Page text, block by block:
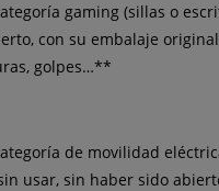
gaming (sillas o
con su embalaje
golpes…**
de movilidad
usar, sin haber sido